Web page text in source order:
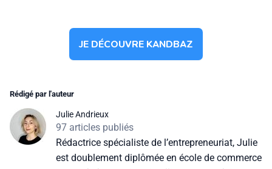
JE DÉCOUVRE KANDBAZ
Rédigé par l'auteur
Julie Andrieux
97 articles publiés
Rédactrice spécialiste de l’entrepreneuriat, Julie
est doublement diplômée en école de commerce